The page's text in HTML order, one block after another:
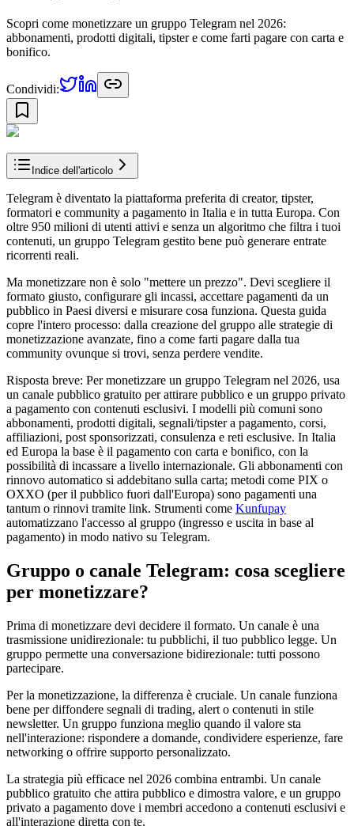
Scopri come monetizzare un gruppo Telegram nel 2026:
abbonamenti, prodotti digitali, tipster e come farti pagare con carta e
bonifico.
Condividi:
Indice dell'articolo
Telegram è diventato la piattaforma preferita di creator, tipster,
formatori e community a pagamento in Italia e in tutta Europa. Con
oltre 950 milioni di utenti attivi e senza un algoritmo che filtra i tuoi
contenuti, un gruppo Telegram gestito bene può generare entrate
ricorrenti reali.
Ma monetizzare non è solo "mettere un prezzo". Devi scegliere il
formato giusto, configurare gli incassi, accettare pagamenti da un
pubblico in Paesi diversi e misurare cosa funziona. Questa guida
copre l'intero processo: dalla creazione del gruppo alle strategie di
monetizzazione avanzate, fino a come farti pagare dalla tua
community ovunque si trovi, senza perdere vendite.
Risposta breve: Per monetizzare un gruppo Telegram nel 2026, usa
un canale pubblico gratuito per attirare pubblico e un gruppo privato
a pagamento con contenuti esclusivi. I modelli più comuni sono
abbonamenti, prodotti digitali, segnali/tipster a pagamento, corsi,
affiliazioni, post sponsorizzati, consulenza e reti esclusive. In Italia
ed Europa la base è il pagamento con carta e bonifico, con la
possibilità di incassare a livello internazionale. Gli abbonamenti con
rinnovo automatico si addebitano sulla carta; metodi come PIX o
OXXO (per il pubblico fuori dall'Europa) sono pagamenti una
tantum o rinnovi tramite link. Strumenti come Kunfupay
automatizzano l'accesso al gruppo (ingresso e uscita in base al
pagamento) in modo nativo su Telegram.
Gruppo o canale Telegram: cosa scegliere
per monetizzare?
Prima di monetizzare devi decidere il formato. Un canale è una
trasmissione unidirezionale: tu pubblichi, il tuo pubblico legge. Un
gruppo permette una conversazione bidirezionale: tutti possono
partecipare.
Per la monetizzazione, la differenza è cruciale. Un canale funziona
bene per diffondere segnali di trading, alert o contenuti in stile
newsletter. Un gruppo funziona meglio quando il valore sta
nell'interazione: rispondere a domande, condividere esperienze, fare
networking o offrire supporto personalizzato.
La strategia più efficace nel 2026 combina entrambi. Un canale
pubblico gratuito che attira pubblico e dimostra valore, e un gruppo
privato a pagamento dove i membri accedono a contenuti esclusivi e
all'interazione diretta con te.